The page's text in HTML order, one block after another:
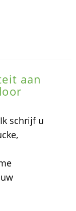
aan
schrijf u